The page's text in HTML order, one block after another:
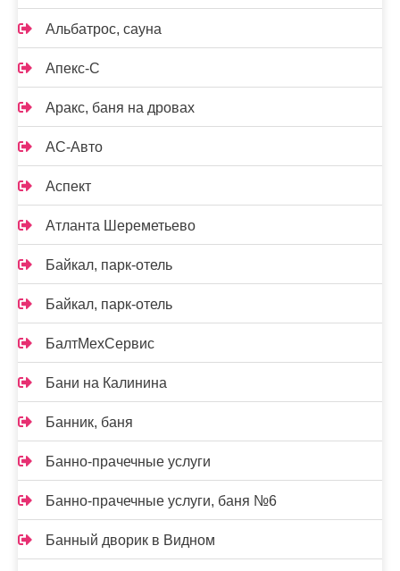
Альбатрос, сауна
Апекс-С
Аракс, баня на дровах
АС-Авто
Аспект
Атланта Шереметьево
Байкал, парк-отель
Байкал, парк-отель
БалтМехСервис
Бани на Калинина
Банник, баня
Банно-прачечные услуги
Банно-прачечные услуги, баня №6
Банный дворик в Видном